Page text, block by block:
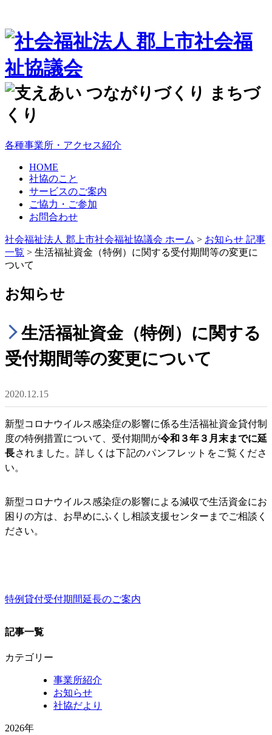
各種事業所・アクセス紹介
HOME
社協のこと
サービスのご案内
ご協力・ご参加
お問合わせ
社会福祉法人 郡上市社会福祉協議会 ホーム > お知らせ 記事
一覧 > 生活福祉資金（特例）に関する受付期間等の変更に
ついて
お知らせ
生活福祉資金（特例）に関する
受付期間等の変更について
2020.12.15
新型コロナウイルス感染症の影響に係る生活福祉資金貸付制
度の特例措置について、受付期間が令和３年３月末までに延
長されました。詳しくは下記のパンフレットをご覧くださ
い。
新型コロナウイルス感染症の影響による減収で生活資金にお
困りの方は、お早めにふくし相談支援センターまでご相談く
ださい。
特例貸付受付期間延長のご案内
記事一覧
カテゴリー
事業所紹介
お知らせ
社協だより
2026年